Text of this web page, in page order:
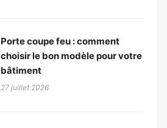
Porte coupe feu : comment
choisir le bon modèle pour votre
bâtiment
27 juillet 2026